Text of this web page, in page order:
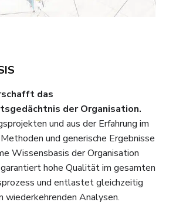
das
der Organisation.
und aus der Erfahrung im
und generische Ergebnisse
Wissensbasis der Organisation
hohe Qualität im gesamten
und entlastet gleichzeitig
wiederkehrenden Analysen.